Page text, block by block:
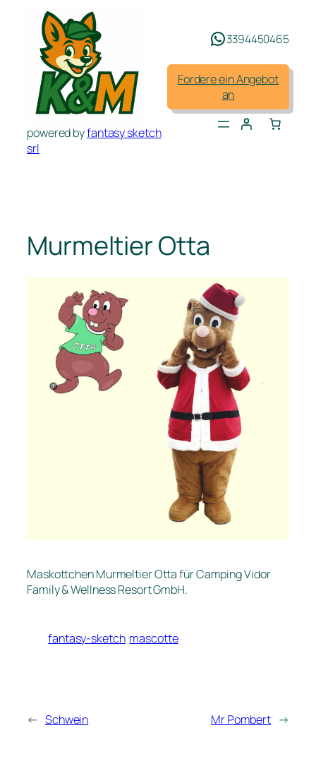
springen
powered byfantasy sketch
srl
3394450465
Fordere ein Angebot
an
Murmeltier Otta
Maskottchen Murmeltier Otta für Camping Vidor
Family & Wellness Resort GmbH.
fantasy-sketch mascotte
← Schwein Mr Pombert →